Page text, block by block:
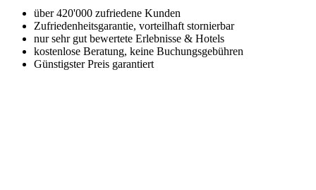
über 420'000 zufriedene Kunden
Zufriedenheitsgarantie, vorteilhaft stornierbar
nur sehr gut bewertete Erlebnisse & Hotels
kostenlose Beratung, keine Buchungsgebühren
Günstigster Preis garantiert